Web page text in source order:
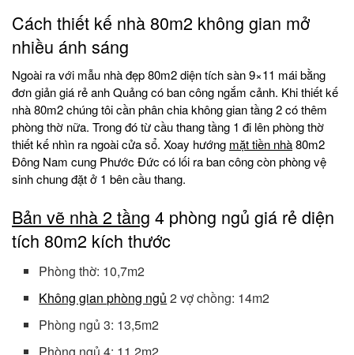
Cách thiết kế nhà 80m2 không gian mở
nhiều ánh sáng
Ngoài ra với mẫu nhà đẹp 80m2 diện tích sàn 9×11 mái bằng
đơn giản giá rẻ anh Quảng có ban công ngắm cảnh. Khi thiết kế
nhà 80m2 chúng tôi cần phân chia không gian tầng 2 có thêm
phòng thờ nữa. Trong đó từ cầu thang tầng 1 đi lên phòng thờ
thiết kế nhìn ra ngoài cửa sổ. Xoay hướng mặt tiền nhà80m2
Đông Nam cung Phước Đức có lối ra ban công còn phòng vệ
sinh chung đặt ở 1 bên cầu thang.
Bản vẽ nhà 2 tầng 4 phòng ngủ giá rẻ diện
tích 80m2 kích thước
Phòng thờ: 10,7m2
Không gian phòng ngủ 2 vợ chồng: 14m2
Phòng ngủ 3: 13,5m2
Phòng ngủ 4: 11,2m2